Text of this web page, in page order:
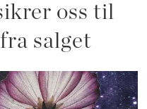
oss til
salget